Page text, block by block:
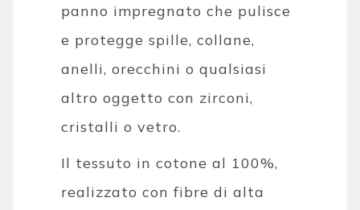
panno impregnato che pulisce
e protegge spille, collane,
anelli, orecchini o qualsiasi
altro oggetto con zirconi,
cristalli o vetro.
Il tessuto in cotone al 100%,
realizzato con fibre di alta